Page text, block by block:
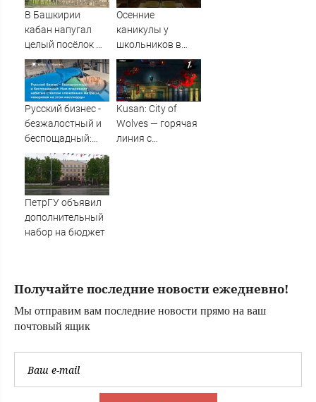
Дендропарке.
В Башкирии
кабан напугал
целый посёлок —
жители в панике
Осенние
каникулы у
школьников в
этом учебном
году будут
длиннее зимних
Русский бизнес -
безжалостный и
беспощадный:
Нам впаривают
набитые стеклом
«лечебные»
матрасы,
этом миллиарды
Kusan: City of
Wolves — горячая
линия с
ПетрГУ объявил
дополнительный
набор на бюджет
Получайте последние новости ежедневно!
Мы отправим вам последние новости прямо на ваш
почтовый ящик